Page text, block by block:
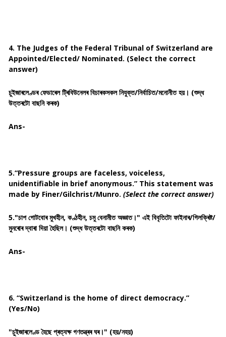
4. The Judges of the Federal Tribunal of Switzerland are
Appointed/Elected/ Nominated. (Select the correct
answer)
চুইজাৰলেণ্ডৰ ফেডাৰেল ট্ৰিবিউনেলৰ বিচাৰকসকল নিযুক্ত/নিৰ্বাচিত/মনোনীত হয়। (শুদ্ধ
উত্তৰটো বাছনি কৰক)
Ans-
5.“Pressure groups are faceless, voiceless,
unidentifiable in brief anonymous.” This statement was
made by Finer/Gilchrist/Munro. (Select the correct answer)
5."চাপ গোটবোৰ মুখহীন, কণ্ঠহীন, চমু বেনামীত অজ্ঞাত।" এই বিবৃতিটো ফাইনাৰ/গিলক্ৰিষ্ট/
মুনৰোৰ দ্বাৰা দিয়া হৈছিল। (শুদ্ধ উত্তৰটো বাছনি কৰক)
Ans-
6. “Switzerland is the home of direct democracy.”
(Yes/No)
"চুইজাৰলেণ্ড হৈছে প্ৰত্যক্ষ গণতন্ত্ৰৰ ঘৰ।" (হয়/নহয়)